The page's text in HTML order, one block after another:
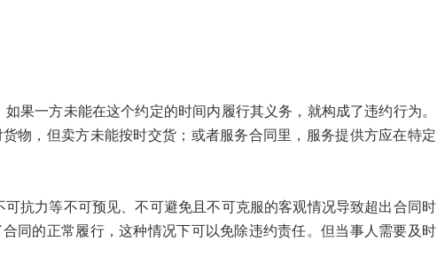
一方未能在这个约定的时间内履行其义务，就构成了违约行为。
物，但卖方未能按时交货；或者服务合同里，服务提供方应在特定
力等不可预见、不可避免且不可克服的客观情况导致超出合同时
同的正常履行，这种情况下可以免除违约责任。但当事人需要及时